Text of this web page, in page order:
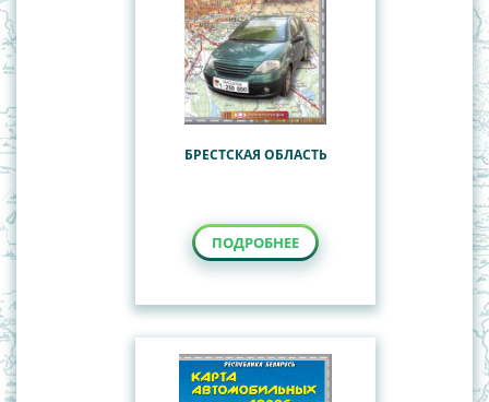
БРЕСТСКАЯ ОБЛАСТЬ
ПОДРОБНЕЕ